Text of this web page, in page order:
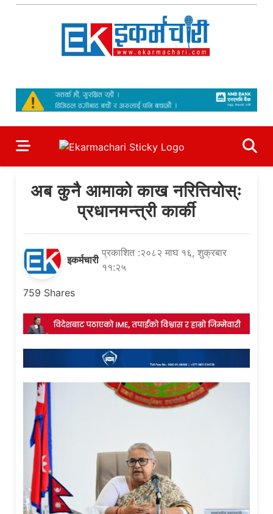
Skip
अब कुनै आमाको काख नरित्तियोस्ः
प्रधानमन्त्री कार्की
इकर्मचारी
प्रकाशित :२०८२ माघ १६, शुक्रबार
११:२५
759 Shares